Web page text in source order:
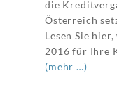
die
Österreich
Lesen Sie
2016 für Ihre
(mehr …)